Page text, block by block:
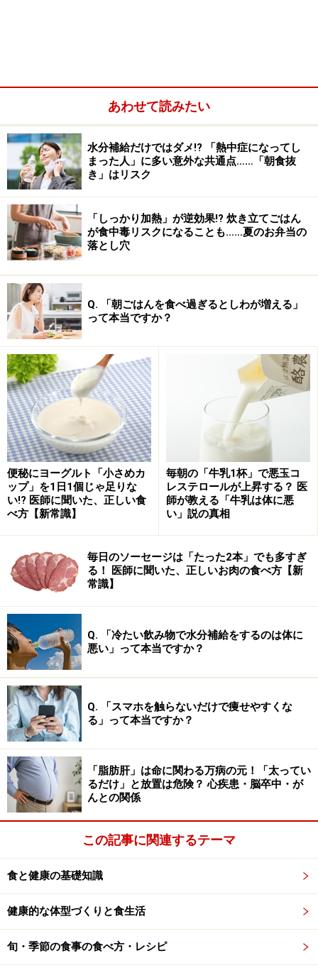
アルツハイマー病に代表される認知症には十分な治療方
法が確立されておらず、日々の生活を通じて予防する取
り組みが注目を集めています。
カマンベールチーズがアルツハイマー病の
予防に有効
カマンベールチーズのアルツハイマー病への予防効果が確認
されました
今回、東京大学大学院農学生命科学研究科とキリン株式
会社、小岩井乳業株式会社は、カマンベールチーズの摂
取がアルツハイマー病への予防効果があることを確認
し、さらにその中に含まれる有効成分として「オレイン
酸アミド」と「デヒドロエルゴステロール」を発見しま
した。この研究結果は米国科学誌『PLOS ONE』（2015
年3月11日号）に論文として掲載されています。
チーズなどの発酵乳製品を摂取することにより老後の認
成分はよくわかっていませんでした。今回の研究によ
り、カマンベールチーズがアルツハイマー病に効くメカ
ニズムが明らかになってきました。
カマンベールチーズのアルツハイマー病へ
の科学的効果
アルツハイマー病の原因物質と考えられているものに
「アミロイドβ」というものがあります。アミロイドβと
はタンパク質の一種で、アミノロイドβは脳内に過剰に
生産され蓄積すると老人斑とよばれる凝集体が形成され
ます。アルツハイマー病の患者の脳には、多数の老人斑
がみられることがわかっています。
今回の研究では、アルツハイマー病モデルマウスにカマ
ンベールチーズから調整した餌を摂取させると、脳内の
アルツハイマー病の原因物質であるアミロイドβの沈着
が有意に抑制され、脳の炎症症状が緩和されることが確
認されました。
あわせて読みたい
水分補給だけではダメ!? 「熱中症になってし
まった人」に多い意外な共通点……「朝食抜
き」はリスク
「しっかり加熱」が逆効果!? 炊き立てごはん
が食中毒リスクになることも……夏のお弁当の
落とし穴
Q. 「朝ごはんを食べ過ぎるとしわが増える」
って本当ですか？
便秘にヨーグルト「小さめカ
ップ」を1日1個じゃ足りな
い!? 医師に聞いた、正しい食
べ方【新常識】
毎朝の「牛乳1杯」で悪玉コ
レステロールが上昇する？ 医
師が教える「牛乳は体に悪
い」説の真相
毎日のソーセージは「たった2本」でも多すぎ
る！ 医師に聞いた、正しいお肉の食べ方【新
常識】
Q. 「冷たい飲み物で水分補給をするのは体に
悪い」って本当ですか？
Q. 「スマホを触らないだけで痩せやすくな
る」って本当ですか？
「脂肪肝」は命に関わる万病の元！「太ってい
るだけ」と放置は危険？ 心疾患・脳卒中・が
んとの関係
この記事に関連するテーマ
食と健康の基礎知識
健康的な体型づくりと食生活
旬・季節の食事の食べ方・レシピ